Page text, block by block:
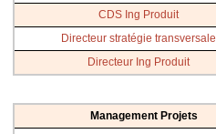
CDS Ing Produit
Directeur stratégie transversale
Directeur Ing Produit
Management Projets